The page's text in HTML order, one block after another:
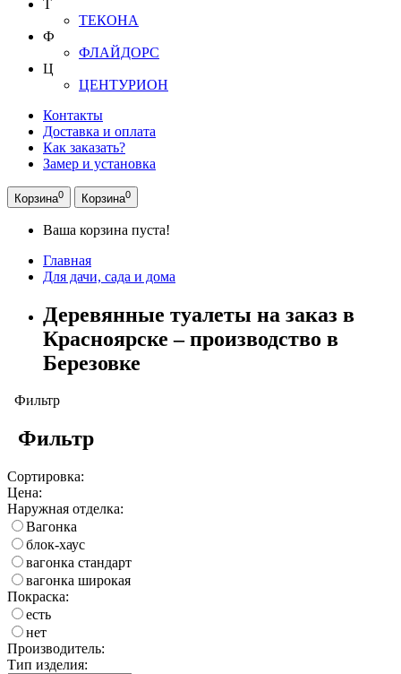
Т
ТЕКОНА
Ф
ФЛАЙДОРС
Ц
ЦЕНТУРИОН
Контакты
Доставка и оплата
Как заказать?
Замер и установка
Корзина0 Корзина0
Ваша корзина пуста!
Главная
Для дачи, сада и дома
Деревянные туалеты на заказ в
Красноярске – производство в
Березовке
Фильтр
Фильтр
Сортировка:
Цена:
Наружная отделка:
Вагонка
блок-хаус
вагонка стандарт
вагонка широкая
Покраска:
есть
нет
Производитель:
Тип изделия: